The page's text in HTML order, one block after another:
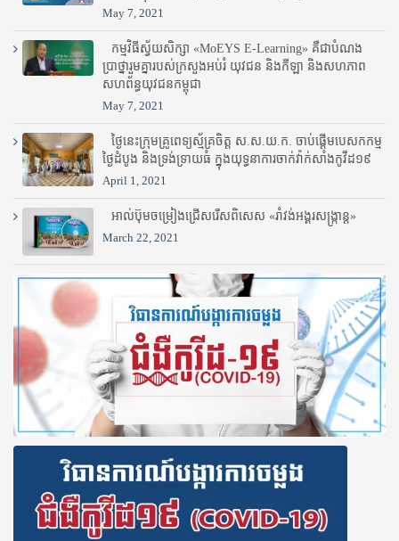
May 7, 2021
កម្មវិធីស្វ័យសិក្សា «MoEYS E-Learning» គឺជាបំណង
ប្រាថ្នារួមគ្នារបស់ក្រសួងអប់រំ​ យុវជន និងកីឡា និងសហភាព
សហព័ន្ធយុវជនកម្ពុជា
May 7, 2021
ថ្ងៃនេះក្រុមគ្រូពេទ្យស្ម័គ្រចិត្ត ស.ស.យ.ក. ចាប់ផ្តើមបេសកកម្ម
ថ្ងៃដំបូង និងទ្រង់ទ្រាយធំ ក្នុងយុទ្ធនាការចាក់វ៉ាក់សាំងកូវីដ១៩
April 1, 2021
អាល់ប៊ុមចម្រៀងជ្រើសរើសពិសេស «រាំវង់អង្គរសង្ក្រាន្ត»
March 22, 2021